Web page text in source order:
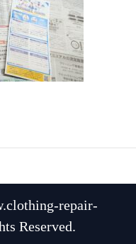
repair-
Reserved.